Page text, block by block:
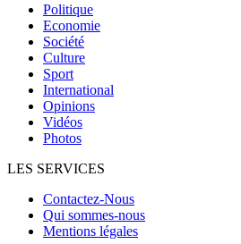
Politique
Economie
Société
Culture
Sport
International
Opinions
Vidéos
Photos
LES SERVICES
Contactez-Nous
Qui sommes-nous
Mentions légales